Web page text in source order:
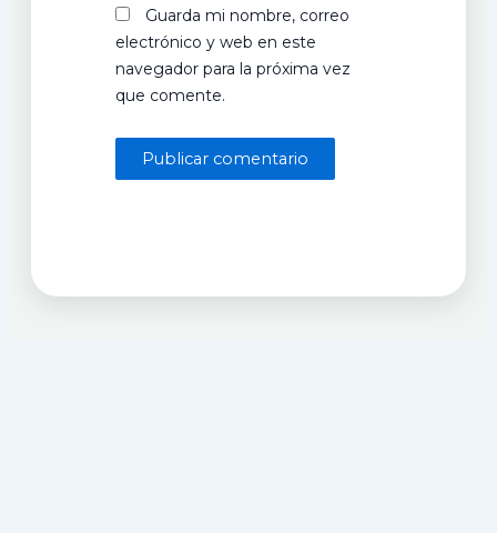
Guarda mi nombre, correo
electrónico y web en este
navegador para la próxima vez
que comente.